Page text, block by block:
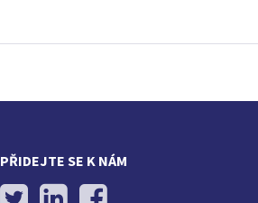
PŘIDEJTE SE K NÁM